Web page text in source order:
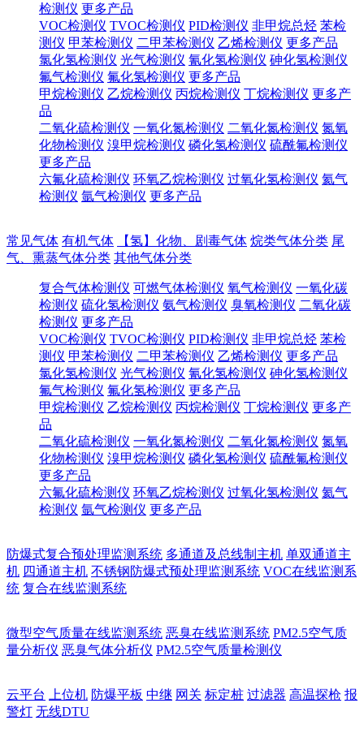
检测仪 更多产品
VOC检测仪 TVOC检测仪 PID检测仪 非甲烷总烃 苯检
测仪 甲苯检测仪 二甲苯检测仪 乙烯检测仪 更多产品
氯化氢检测仪 光气检测仪 氰化氢检测仪 砷化氢检测仪
氟气检测仪 氟化氢检测仪 更多产品
甲烷检测仪 乙烷检测仪 丙烷检测仪 丁烷检测仪 更多产
品
二氧化硫检测仪 一氧化氮检测仪 二氧化氮检测仪 氮氧
化物检测仪 溴甲烷检测仪 磷化氢检测仪 硫酰氟检测仪
更多产品
六氟化硫检测仪 环氧乙烷检测仪 过氧化氢检测仪 氦气
检测仪 氩气检测仪 更多产品
常见气体 有机气体 【氢】化物、剧毒气体 烷类气体分类 尾
气、熏蒸气体分类 其他气体分类
复合气体检测仪 可燃气体检测仪 氧气检测仪 一氧化碳
检测仪 硫化氢检测仪 氨气检测仪 臭氧检测仪 二氧化碳
检测仪 更多产品
VOC检测仪 TVOC检测仪 PID检测仪 非甲烷总烃 苯检
测仪 甲苯检测仪 二甲苯检测仪 乙烯检测仪 更多产品
氯化氢检测仪 光气检测仪 氰化氢检测仪 砷化氢检测仪
氟气检测仪 氟化氢检测仪 更多产品
甲烷检测仪 乙烷检测仪 丙烷检测仪 丁烷检测仪 更多产
品
二氧化硫检测仪 一氧化氮检测仪 二氧化氮检测仪 氮氧
化物检测仪 溴甲烷检测仪 磷化氢检测仪 硫酰氟检测仪
更多产品
六氟化硫检测仪 环氧乙烷检测仪 过氧化氢检测仪 氦气
检测仪 氩气检测仪 更多产品
防爆式复合预处理监测系统 多通道及总线制主机 单双通道主
机 四通道主机 不锈钢防爆式预处理监测系统 VOC在线监测系
统 复合在线监测系统
微型空气质量在线监测系统 恶臭在线监测系统 PM2.5空气质
量分析仪 恶臭气体分析仪 PM2.5空气质量检测仪
云平台 上位机 防爆平板 中继 网关 标定桩 过滤器 高温探枪 报
警灯 无线DTU